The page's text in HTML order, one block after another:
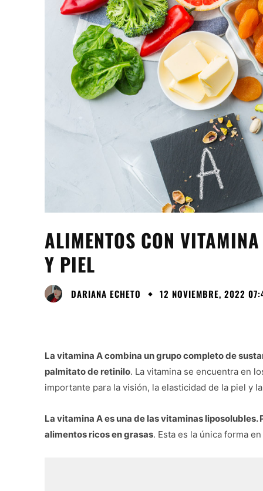
ALIMENTOS CON
Y PIEL
DARIANA ECHETO 12 NOVIEMBRE, 2022
La vitamina A combina un grupo completo de
palmitato de retinilo. La vitamina se encuentra en
importante para la visión, la elasticidad de la piel y
La vitamina A es una de las vitaminas
alimentos ricos en grasas. Esta es la única forma